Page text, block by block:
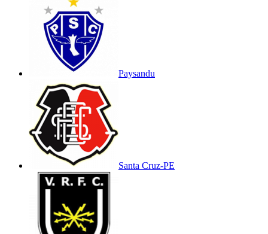
Paysandu
Santa Cruz-PE